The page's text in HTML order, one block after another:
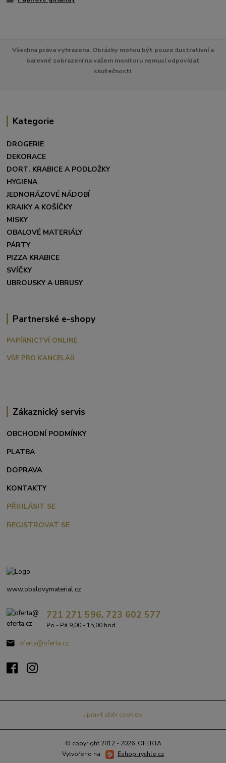
Všechna práva vyhrazena. Obrázky mohou být pouze ilustrativní a
barevné zobrazení na vašem monitoru nemusí odpovídat
skutečnosti.
Kategorie
DROGERIE
DEKORACE
DORT. KRABICE A PODLOŽKY
HYGIENA
JEDNORÁZOVÉ NÁDOBÍ
KRAJKY A KOŠÍČKY
MISKY
OBALOVÉ MATERIÁLY
PÁRTY
PIZZA KRABICE
SVÍČKY
UBROUSKY A UBRUSY
Partnerské e-shopy
PAPÍRNICTVÍ ONLINE
VŠE PRO KANCELÁŘ
Zákaznický servis
OBCHODNÍ PODMÍNKY
PLATBA
DOPRAVA
KONTAKTY
PŘIHLÁSIT SE
REGISTROVAT SE
www.obalovymaterial.cz
721 271 596, 723 602 577
Po - Pá 9,00 - 15,00 hod
oferta@oferta.cz
Upravit sběr cookies.
© copyright 2012 - 2026 OFERTA
Vytvořeno na
Eshop-rychle.cz